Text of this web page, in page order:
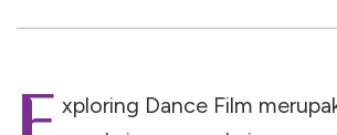
xploring Dance Film